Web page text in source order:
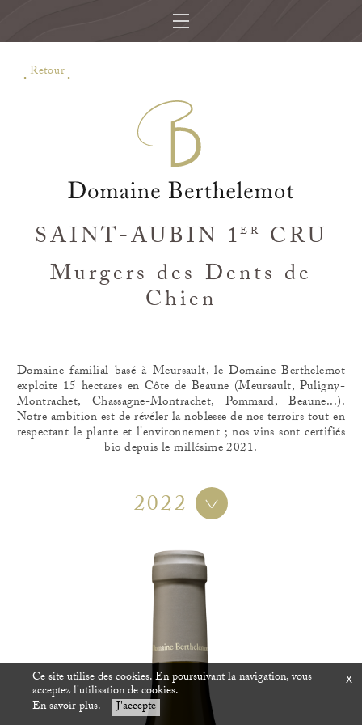
Retour
SAINT-AUBIN 1ER
CRU
Murgers des Dents de
Chien
Domaine familial basé à Meursault, le Domaine Berthelemot
exploite 15 hectares en Côte de Beaune (Meursault, Puligny-
Montrachet, Chassagne-Montrachet, Pommard, Beaune...).
Notre ambition est de révéler la noblesse de nos terroirs tout en
respectant le plante et l'environnement ; nos vins sont certifiés
bio depuis le millésime 2021.
2022
Ce site utilise des cookies. En poursuivant la navigation, vous
acceptez l'utilisation de cookies.
En savoir plus. J'accepte
x